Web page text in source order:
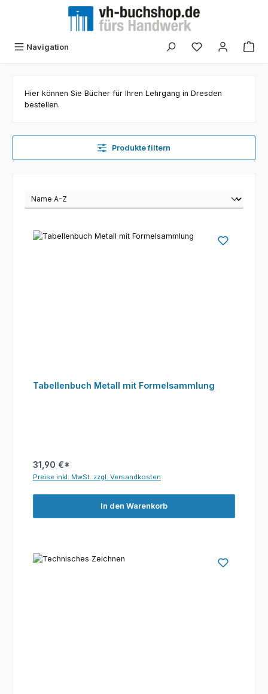
Zum Hauptinhalt springen
Navigation
Hier können Sie Bücher für Ihren Lehrgang in Dresden
bestellen.
Produkte filtern
Tabellenbuch Metall mit Formelsammlung
31,90 €*
Preise inkl. MwSt. zzgl. Versandkosten
In den Warenkorb